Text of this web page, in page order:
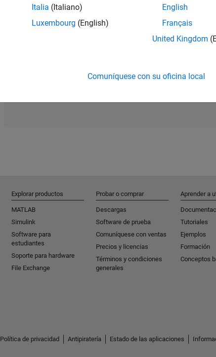
1 de1
Italia (Italiano)
Luxembourg (English)
English
Français
United Kingdom
Comuníquese con su oficina local
Explorar productos
MATLAB
Simulink
Software para
estudiantes
Soporte para hardware
File Exchange
Probar o comprar
Descargas
Software de prueba
Comuníquese con ventas
Precios y licencias
Términos y condiciones
generales
Aprender a
Tutoriales
Ejemplos
Formación
Conceptos
Política de privacidad Antipiratería Estado de las aplicaciones